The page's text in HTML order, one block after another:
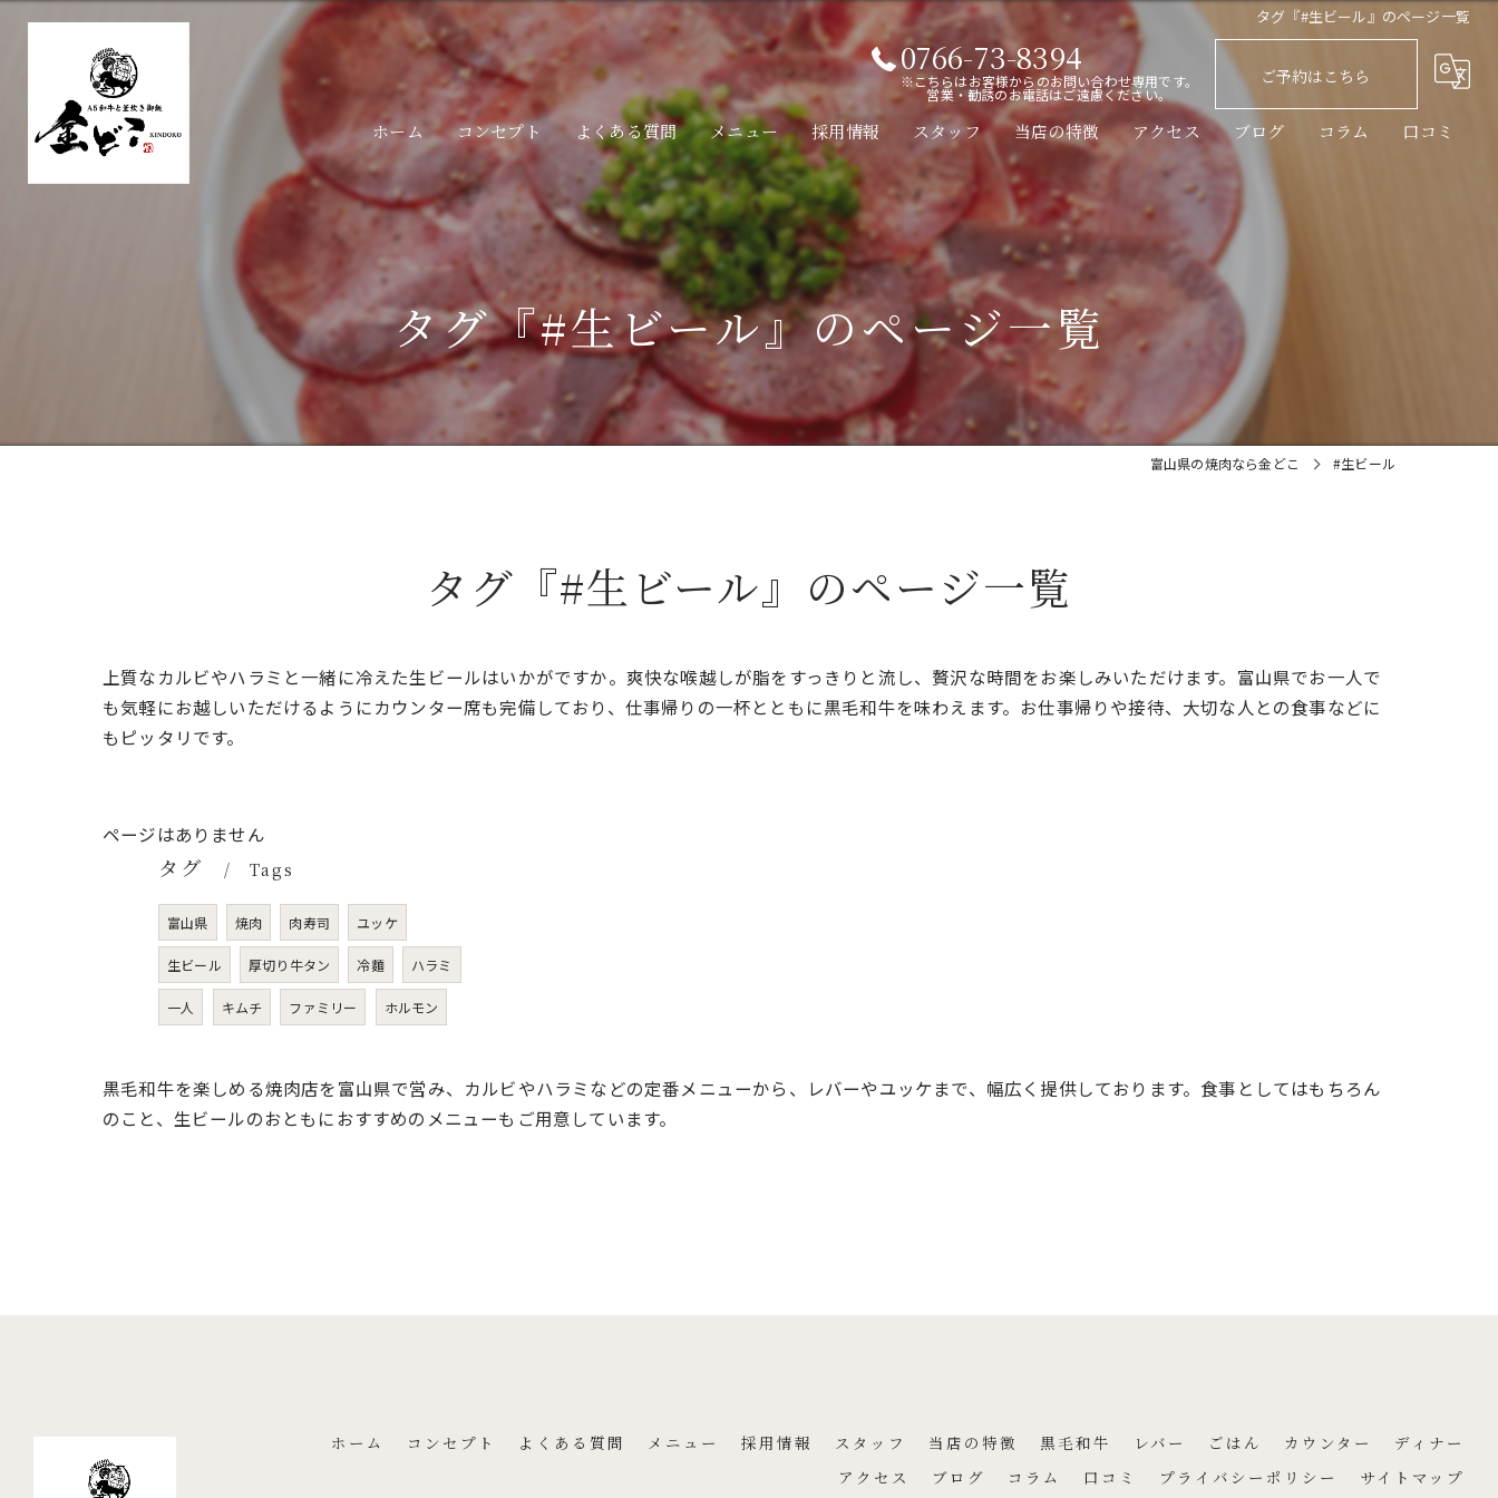
タグ『#生ビール』のページ一覧
0766-73-8394
※こちらはお客様からのお問い合わせ専用です。
営業・勧誘のお電話はご遠慮ください。
ご予約はこちら
ホーム コンセプト よくある質問 メニュー 採用情報 スタッフ 当店の特徴
黒毛和牛
レバー
ごはん
カウンター
ディナー
アクセス ブログ コラム 口コミ
タグ『#生ビール』のページ一覧
富山県の焼肉なら金どこ #生ビール
タグ『#生ビール』のページ一覧
上質なカルビやハラミと一緒に冷えた生ビールはいかがですか。爽快な喉越しが脂をすっきりと流し、贅沢な時間をお楽しみいただけます。富山県でお一人で
も気軽にお越しいただけるようにカウンター席も完備しており、仕事帰りの一杯とともに黒毛和牛を味わえます。お仕事帰りや接待、大切な人との食事などに
もピッタリです。
ページはありません
タグ Tags
富山県 焼肉 肉寿司 ユッケ
生ビール 厚切り牛タン 冷麵 ハラミ
一人 キムチ ファミリー ホルモン
黒毛和牛を楽しめる焼肉店を富山県で営み、カルビやハラミなどの定番メニューから、レバーやユッケまで、幅広く提供しております。食事としてはもちろん
のこと、生ビールのおともにおすすめのメニューもご用意しています。
ホーム コンセプト よくある質問 メニュー 採用情報 スタッフ 当店の特徴 黒毛和牛 レバー ごはん カウンター
ディナー
アクセス
ブログ コラム 口コミ プライバシーポリシー サイトマップ